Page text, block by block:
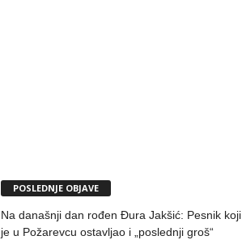
POSLEDNJE OBJAVE
Na današnji dan rođen Đura Jakšić: Pesnik koji
je u Požarevcu ostavljao i „poslednji groš“